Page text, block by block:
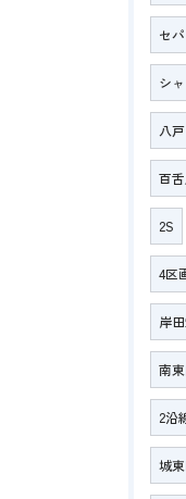
セ
シ
八
百
2S
4区
岸
南
2沿
城